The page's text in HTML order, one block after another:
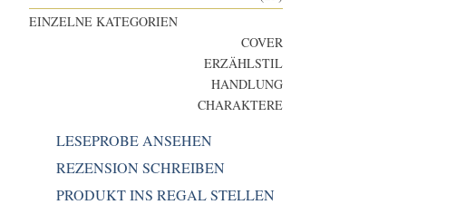
EINZELNE KATEGORIEN
COVER
ERZÄHLSTIL
HANDLUNG
CHARAKTERE
LESEPROBE ANSEHEN
REZENSION SCHREIBEN
PRODUKT INS REGAL STELLEN